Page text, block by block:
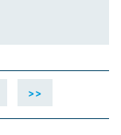
>>